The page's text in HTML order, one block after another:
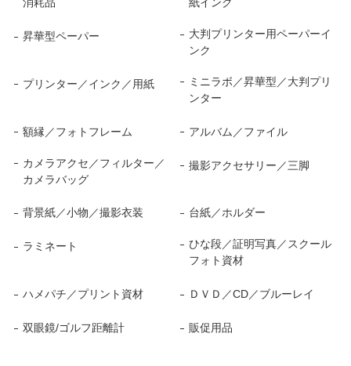
昇華型ペーパー
大判プリンター用ペーパーイ
ンク
プリンター／インク／用紙
ミニラボ／昇華型／大判プリ
ンター
額縁／フォトフレーム アルバム／ファイル
カメラアクセ／フィルター／
カメラバッグ
撮影アクセサリー／三脚
背景紙／小物／撮影衣装 台紙／ホルダー
ラミネート
ひな段／証明写真／スクール
フォト資材
ハメパチ／プリント資材 ＤＶＤ／CD／ブルーレイ
双眼鏡/ゴルフ距離計 販促用品